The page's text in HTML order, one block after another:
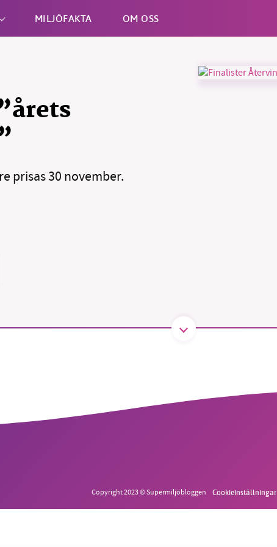
MILJÖFAKTA OM OSS
prisas 30 november.
Copyright 2023 © Supermiljöbloggen Cookieinställningar
och vi hoppas att du vill hjälpa oss.